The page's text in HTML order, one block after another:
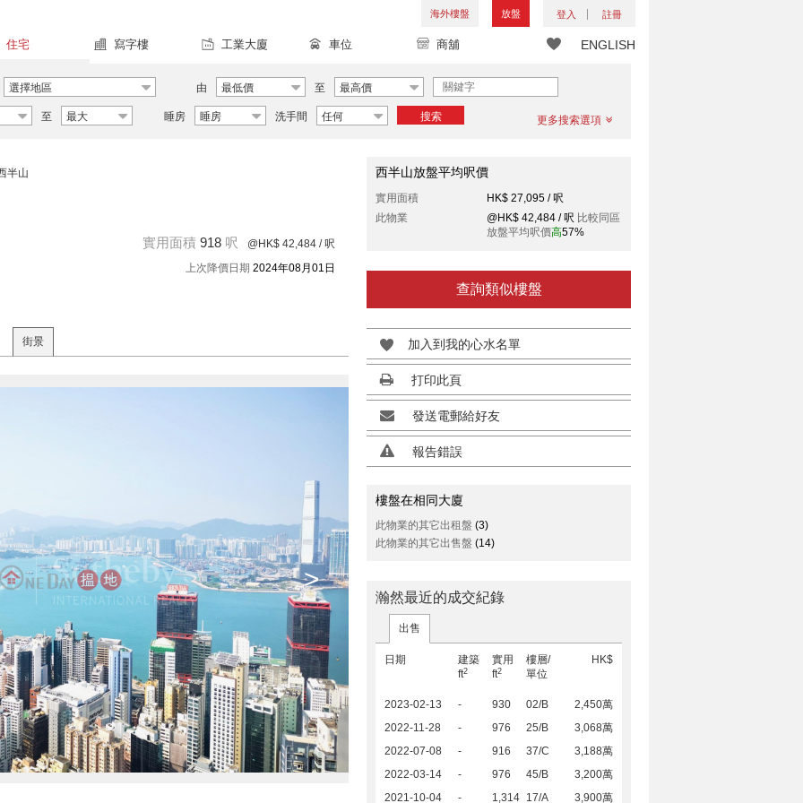
海外樓盤 放盤 登入 註冊
ENGLISH
住宅 寫字樓 工業大廈 車位 商舖
選擇地區 由 最低價 至 最高價
至 最大 睡房 睡房 洗手間 任何 搜索 更多搜索選項
半山
實用面積 918 呎 @HK$ 42,484 / 呎
上次降價日期 2024年08月01日
街景
>
西半山放盤平均呎價
實用面積
HK$ 27,095 / 呎
此物業
@HK$ 42,484 / 呎 比較同區
放盤平均呎價高57%
查詢類似樓盤
加入到我的心水名單
打印此頁
發送電郵給好友
報告錯誤
樓盤在相同大廈
此物業的其它出租盤 (3)
此物業的其它出售盤 (14)
瀚然最近的成交紀錄
出售
日期
建築
ft2
實用
ft2
樓層/
單位
HK$
2023-02-13 - 930 02/B
2,450萬
2022-11-28
- 976 25/B
3,068萬
2022-07-08
- 916 37/C
3,188萬
2022-03-14
- 976 45/B
3,200萬
2021-10-04
- 1,314 17/A 3,900萬